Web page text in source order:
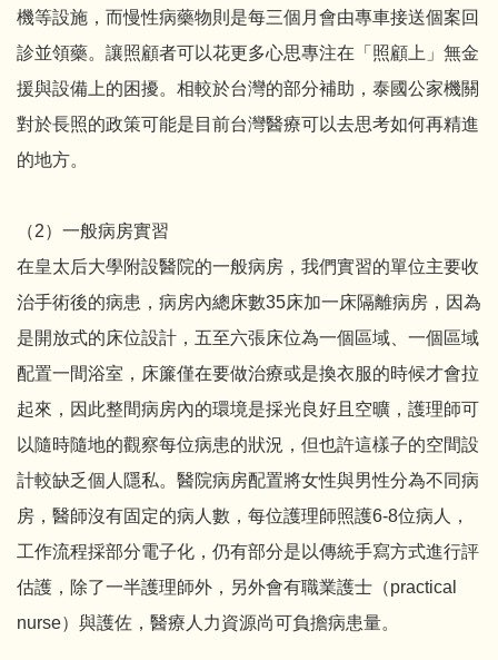
機等設施，而慢性病藥物則是每三個月會由專車接送個案回
診並領藥。讓照顧者可以花更多心思專注在「照顧上」無金
援與設備上的困擾。相較於台灣的部分補助，泰國公家機關
對於長照的政策可能是目前台灣醫療可以去思考如何再精進
的地方。
（2）一般病房實習
在皇太后大學附設醫院的一般病房，我們實習的單位主要收
治手術後的病患，病房內總床數35床加一床隔離病房，因為
是開放式的床位設計，五至六張床位為一個區域、一個區域
配置一間浴室，床簾僅在要做治療或是換衣服的時候才會拉
起來，因此整間病房內的環境是採光良好且空曠，護理師可
以隨時隨地的觀察每位病患的狀況，但也許這樣子的空間設
計較缺乏個人隱私。醫院病房配置將女性與男性分為不同病
房，醫師沒有固定的病人數，每位護理師照護6-8位病人，
工作流程採部分電子化，仍有部分是以傳統手寫方式進行評
估護，除了一半護理師外，另外會有職業護士（practical
nurse）與護佐，醫療人力資源尚可負擔病患量。